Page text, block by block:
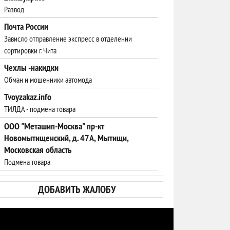
Развод
Почта России
Зависло отправление экспресс в отделении
сортировки г. Чита
Чехлы -накидки
Обман и мошенники автомода
Tvoyzakaz.info
ТИЛДА - подмена товара
ООО "Меташип-Москва" пр-кт
Новомытищенский, д. 47А, Мытищи,
Московская область
Подмена товара
ДОБАВИТЬ ЖАЛОБУ